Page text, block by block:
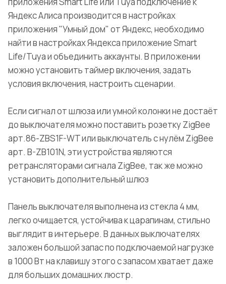
Яндекс Алиса производится в настройках
приложения "Умный дом" от Яндекс, необходимо
найти в настройках Яндекса приложение Smart
Life/Tuya и объединить аккаунты. В приложении
можно установить таймер включения, задать
условия включения, настроить сценарии.
Если сигнал от шлюза или умной колонки не достаёт
до выключателя можно поставить розетку ZigBee
арт.86-ZBS1F-WT или выключатель с нулём ZigBee
арт. B-ZB101N, эти устройства являются
ретрансляторами сигнала ZigBee, так же можно
установить дополнительный шлюз
Панель выключателя выполнена из стекла 4 мм,
легко очищается, устойчива к царапинам, стильно
выглядит в интерьере. В данных выключателях
заложен большой запас по подключаемой нагрузке
в 1000 Вт на клавишу этого с запасом хватает даже
для больших домашних люстр.